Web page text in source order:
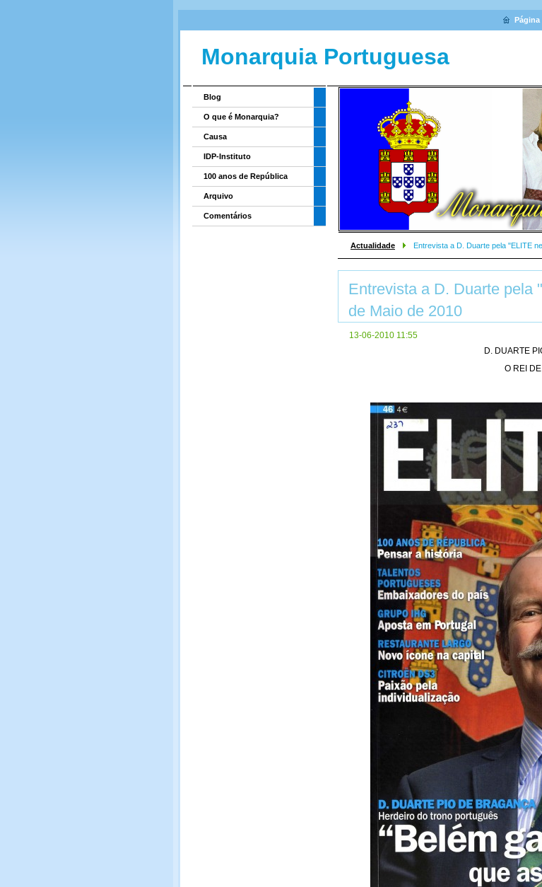
Monarquia Portuguesa
Actualidade Entrevista a D. Duarte pela "ELITE
Entrevista a D. Duarte pela
de Maio de 2010
13-06-2010 11:55
D. DUARTE
O REI
Blog
O que é Monarquia?
Causa
IDP-Instituto
100 anos de República
Arquivo
Comentários